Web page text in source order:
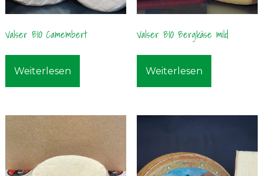
Valser BIO Camembert
Weiterlesen
Valser BIO Bergkäse mild
Weiterlesen